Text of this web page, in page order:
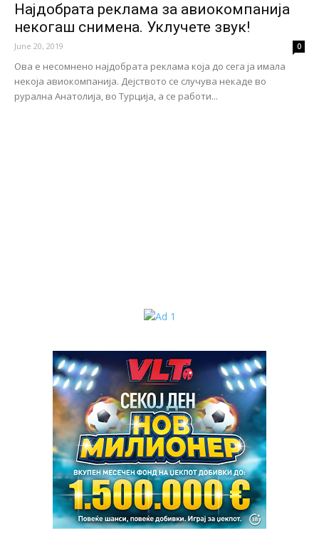
Најдобрата реклама за авиокомпанија
некогаш снимена. Уклучете звук!
June 20, 2019 0
Ова е несомнено најдобрата реклама која до сега ја имала
некоја авиокомпанија. Дејството се случува некаде во
рурална Анатолија, во Турција, а се работи...